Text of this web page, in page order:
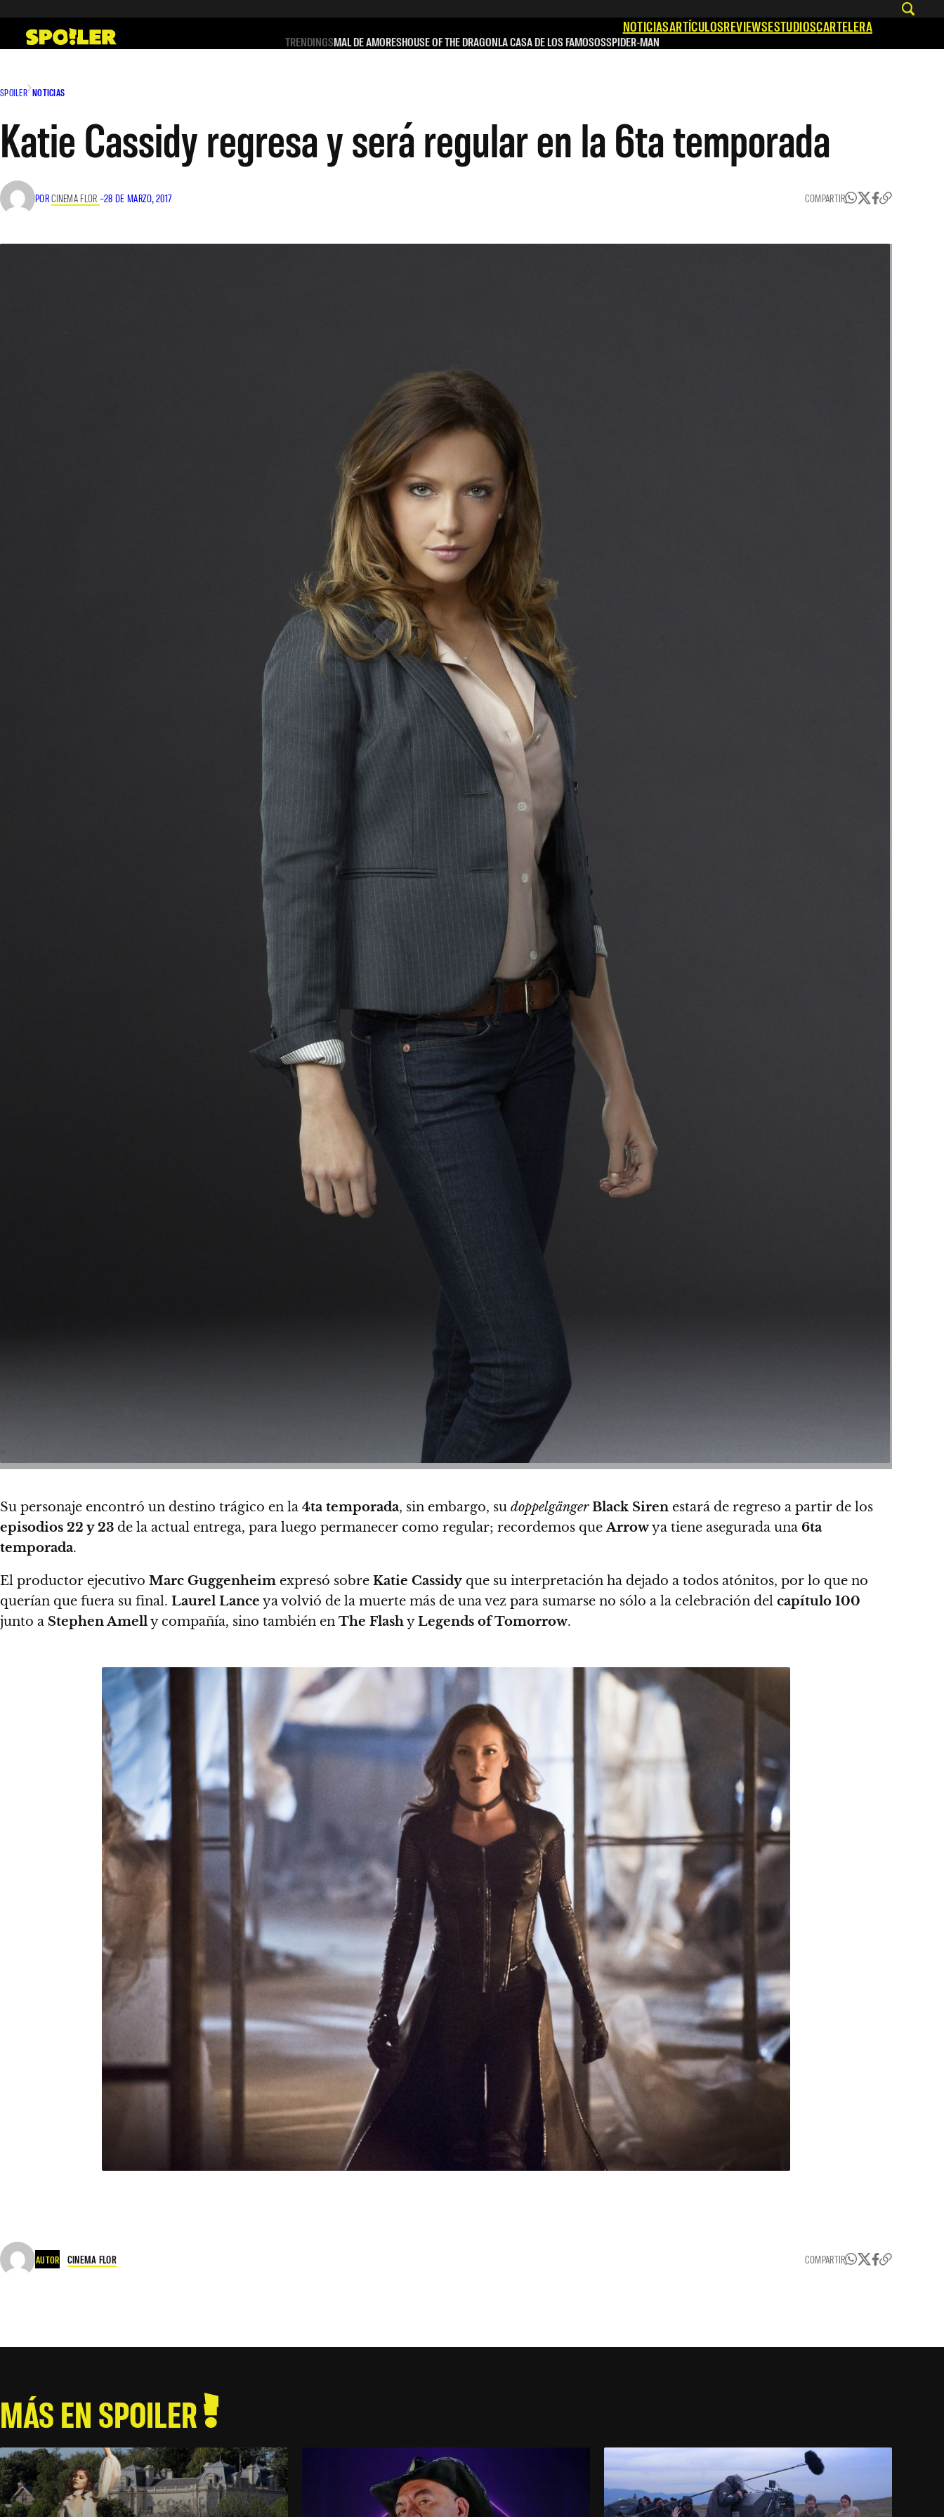
contenido
NOTICIASARTÍCULOSREVIEWSESTUDIOSCARTELERA
TRENDINGSMAL DE AMORESHOUSE OF THE DRAGONLA CASA DE LOS FAMOSOSSPIDER-MAN
SPOILER NOTICIAS
Katie Cassidy regresa y será regular en la 6ta temporada
PORCINEMA FLOR –28 DE MARZO, 2017 COMPARTIR
Su personaje encontró un destino trágico en la 4ta temporada, sin embargo, su doppelgängerBlack Siren estará de regreso a partir de los
episodios 22 y 23 de la actual entrega, para luego permanecer como regular; recordemos queArrowya tiene asegurada una 6ta
temporada.
El productor ejecutivo Marc Guggenheim expresó sobre Katie Cassidy que su interpretación ha dejado a todos atónitos, por lo que no
querían que fuera su final. Laurel Lance ya volvió de la muerte más de una vez para sumarse no sólo a la celebración del capítulo 100
junto a Stephen Amelly compañía, sino también en The FlashyLegends of Tomorrow.
AUTOR CINEMA FLOR COMPARTIR
MÁS EN SPOILER